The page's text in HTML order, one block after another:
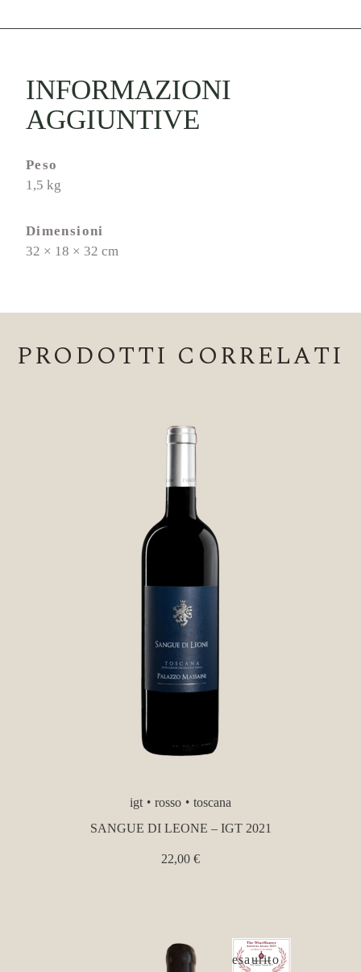
INFORMAZIONI
AGGIUNTIVE
Peso
1,5 kg
Dimensioni
32 × 18 × 32 cm
PRODOTTI CORRELATI
igt rosso
toscana
SANGUE DI LEONE – IGT 2021
22,00 €
esaurito